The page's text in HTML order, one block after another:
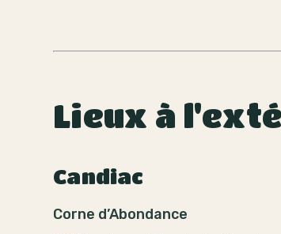
Lieux à
Candiac
Corne d’Abondance